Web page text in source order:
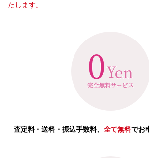
たします。
査定料・送料・振込手数料、 全て無料でお